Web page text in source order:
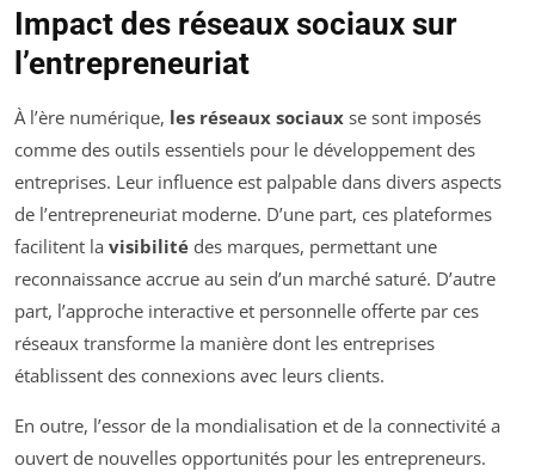
Impact des réseaux sociaux sur
l’entrepreneuriat
À l’ère numérique, les réseaux sociaux se sont imposés
comme des outils essentiels pour le développement des
entreprises. Leur influence est palpable dans divers aspects
de l’entrepreneuriat moderne. D’une part, ces plateformes
facilitent la visibilité des marques, permettant une
reconnaissance accrue au sein d’un marché saturé. D’autre
part, l’approche interactive et personnelle offerte par ces
réseaux transforme la manière dont les entreprises
établissent des connexions avec leurs clients.
En outre, l’essor de la mondialisation et de la connectivité a
ouvert de nouvelles opportunités pour les entrepreneurs.